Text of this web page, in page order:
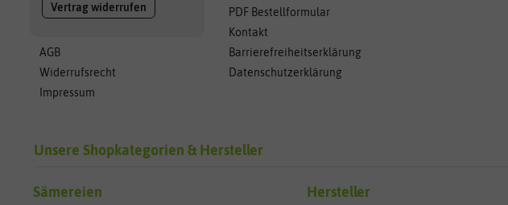
Vertrag widerrufen
AGB
Widerrufsrecht
Impressum
PDF Bestellformular
Kontakt
Barrierefreiheitserklärung
Datenschutzerklärung
Unsere Shopkategorien & Hersteller
Sämereien Hersteller